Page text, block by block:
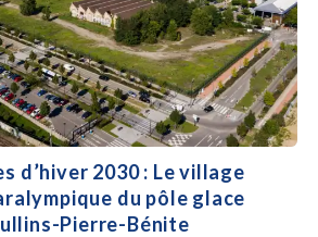
d’hiver 2030 : Le village
du pôle glace
Pierre-Bénite